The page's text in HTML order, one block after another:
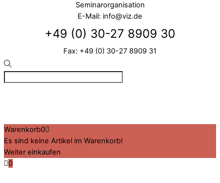
Seminarorganisation
E-Mail: info@viz.de
+49 (0) 30-27 8909 30
Fax: +49 (0) 30-27 8909 31
Warenkorb0
Es sind keine Artikel im Warenkorb!
Weiter einkaufen
0